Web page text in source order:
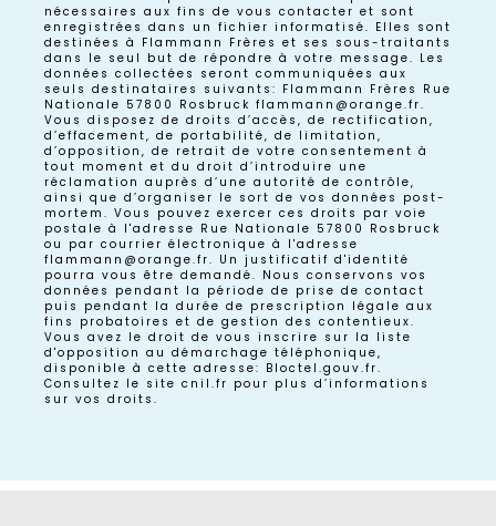
nécessaires aux fins de vous contacter et sont
enregistrées dans un fichier informatisé. Elles sont
destinées à Flammann Frères et ses sous-traitants
dans le seul but de répondre à votre message. Les
données collectées seront communiquées aux
seuls destinataires suivants: Flammann Frères Rue
Nationale 57800 Rosbruck flammann@orange.fr.
Vous disposez de droits d’accès, de rectification,
d’effacement, de portabilité, de limitation,
d’opposition, de retrait de votre consentement à
tout moment et du droit d’introduire une
réclamation auprès d’une autorité de contrôle,
ainsi que d’organiser le sort de vos données post-
mortem. Vous pouvez exercer ces droits par voie
postale à l'adresse Rue Nationale 57800 Rosbruck
ou par courrier électronique à l'adresse
flammann@orange.fr. Un justificatif d'identité
pourra vous être demandé. Nous conservons vos
données pendant la période de prise de contact
puis pendant la durée de prescription légale aux
fins probatoires et de gestion des contentieux.
Vous avez le droit de vous inscrire sur la liste
d'opposition au démarchage téléphonique,
disponible à cette adresse: Bloctel.gouv.fr.
Consultez le site cnil.fr pour plus d’informations
sur vos droits.